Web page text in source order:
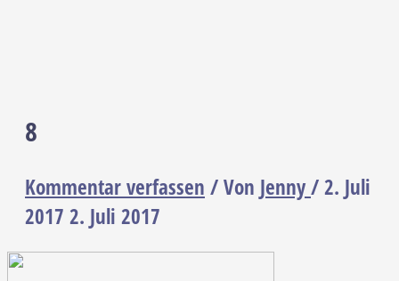
8
Kommentar verfassen / Von Jenny/2. Juli
2017 2. Juli 2017